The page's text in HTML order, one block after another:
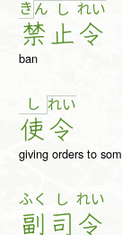
き ん
禁
し
止
れい
令
ban
し
使
れい
令
giving orders to
ふく
副
し
司
れい
令